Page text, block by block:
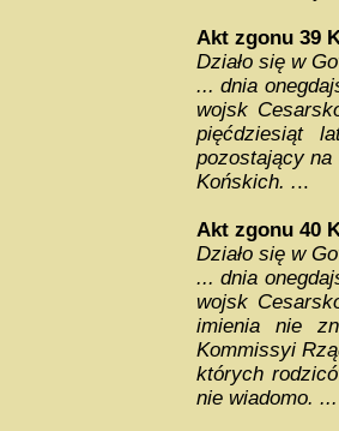
Akt zgonu 39
Działo się w
... dnia
wojsk
pięćdziesiąt
pozostający
Końskich. ...
Akt zgonu 40
Działo się w
... dnia
wojsk
imienia nie
Kommissyi
których
nie wiadomo. ...